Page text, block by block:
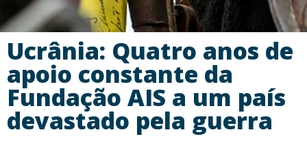
Ucrânia: Quatro anos de
apoio constante da
Fundação AIS a um país
devastado pela guerra